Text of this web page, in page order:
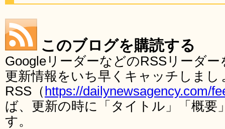
このブログを購読する
GoogleリーダーなどのRSSリーダ
更新情報をいち早くキャッチしま
RSS（ https://dailynewsagency.com/
ば、更新の時に「タイトル」「概要
す。